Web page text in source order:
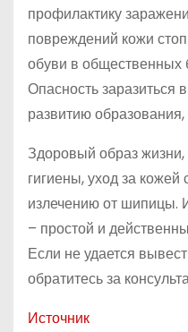
профилактику
повреждений кожи
обуви в общественных
Опасность заразиться
развитию
Здоровый образ
гигиены, уход за
излечению от шипицы.
– простой и
Если не удается
обратитесь за
Источник